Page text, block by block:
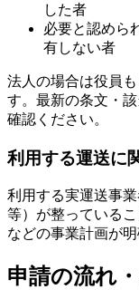
した者
必要と認めら
有しない者
法人の場合は役員
す。最新の条文・
確認ください。
利用する運送に
利用する実運送事
等）が整っている
などの事業計画が
申請の流れ